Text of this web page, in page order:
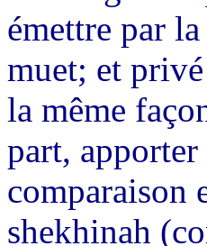
émettre par
muet; et
la même
part,
comparaison
shekhinah